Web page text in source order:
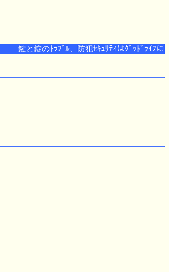
鍵と錠のﾄﾗﾌﾞﾙ、防犯ｾｷｭﾘﾃｨはｸﾞｯﾄﾞﾗｲﾌに